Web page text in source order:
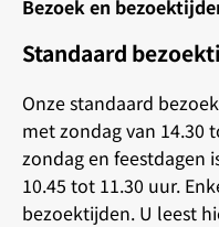
Bezoek en
Standaard
Onze standaard
met zondag van 14.30
zondag en feestdagen
10.45 tot 11.30 uur.
bezoektijden. U leest